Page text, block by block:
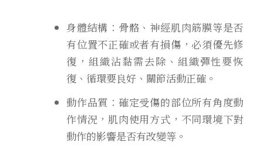
身體結構：骨骼、神經肌肉筋膜等是否
有位置不正確或者有損傷，必須優先修
復，組織沾黏需去除、組織彈性要恢
復、循環要良好、關節活動正確。
動作品質：確定受傷的部位所有角度動
作情況，肌肉使用方式，不同環境下對
動作的影響是否有改變等。